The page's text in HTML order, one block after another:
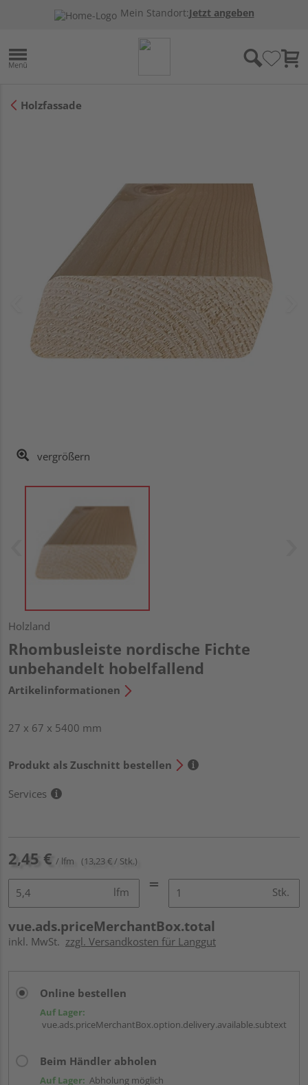
Mein Standort:Jetzt angeben
Holzfassade
vergrößern
Holzland
Rhombusleiste nordische Fichte
unbehandelt hobelfallend
Artikelinformationen
27 x 67 x 5400 mm
Produkt als Zuschnitt bestellen
Services
2,45 € / lfm (13,23 € / Stk.)
lfm Stk.
vue.ads.priceMerchantBox.total
inkl. MwSt. zzgl. Versandkosten für Langgut
Online bestellen
Auf Lager:
vue.ads.priceMerchantBox.option.delivery.available.subtext
Beim Händler abholen
Auf Lager: Abholung möglich